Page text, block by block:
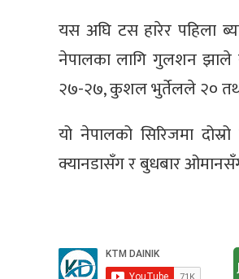
यस अघि टस हारेर पहिला
नेपालका लागि गुलशन
२७-२७, कुशल भुर्तेलले २० तथा
यो नेपालको सिरिजमा
क्यानडासँग र बुधबार